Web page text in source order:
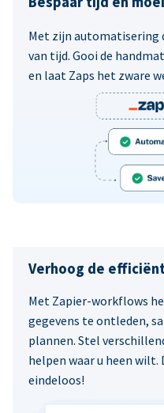
Met zijn automatisering
van tijd. Gooi de
en laat Zaps het zware
Verhoog de
Met Zapier-workflows
gegevens te ontleden,
plannen. Stel
helpen waar u heen
eindeloos!